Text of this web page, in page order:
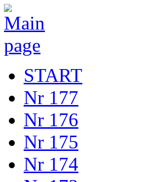
START
Nr 177
Nr 176
Nr 175
Nr 174